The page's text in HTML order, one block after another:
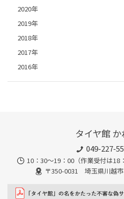
2020年
2019年
2018年
2017年
2016年
タイヤ館
049-227-
10：30～19：00（作業受付は18
〒350-0031 埼玉県川越